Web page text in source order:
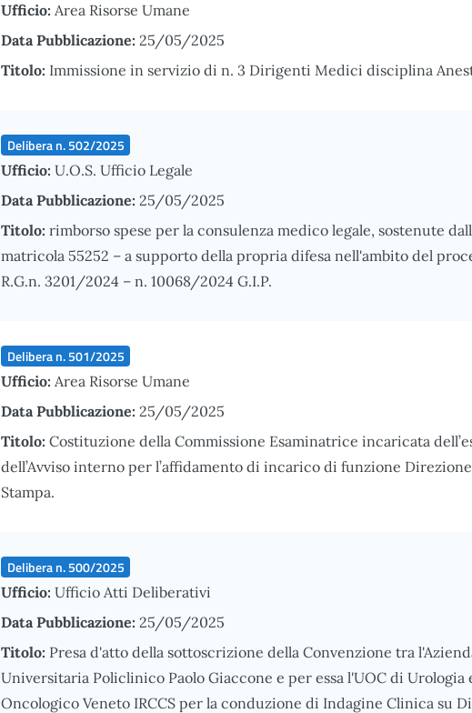
Ufficio: Area Risorse Umane
Data Pubblicazione: 25/05/2025
Titolo: Immissione in servizio di n. 3 Dirigenti Medici disciplina
Delibera n. 502/2025
Ufficio: U.O.S. Ufficio Legale
Data Pubblicazione: 25/05/2025
Titolo: rimborso spese per la consulenza medico legale, sostenute
matricola 55252 – a supporto della propria difesa nell'ambito del
R.G.n. 3201/2024 – n. 10068/2024 G.I.P.
Delibera n. 501/2025
Ufficio: Area Risorse Umane
Data Pubblicazione: 25/05/2025
Titolo: Costituzione della Commissione Esaminatrice incaricata
dell’Avviso interno per l’affidamento di incarico di funzione
Stampa.
Delibera n. 500/2025
Ufficio: Ufficio Atti Deliberativi
Data Pubblicazione: 25/05/2025
Titolo: Presa d'atto della sottoscrizione della Convenzione tra
Universitaria Policlinico Paolo Giaccone e per essa l'UOC di Urologia
Oncologico Veneto IRCCS per la conduzione di Indagine Clinica su